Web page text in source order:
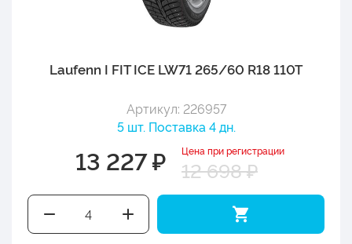
Laufenn I FIT ICE LW71 265/60 R18 110T
Артикул: 226957
5 шт. Поставка 4 дн.
13 227 ₽ Цена при регистрации
12 698 ₽